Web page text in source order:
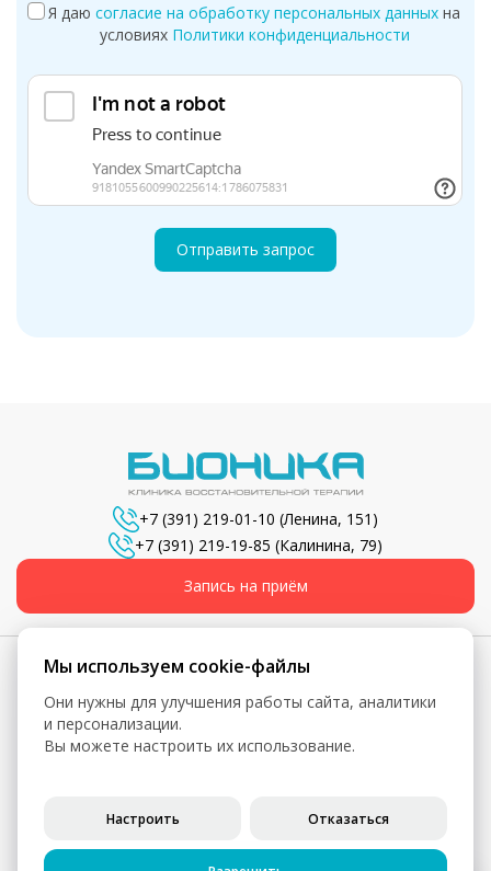
Я даю согласие на обработку персональных данных на
условиях Политики конфиденциальности
Отправить запрос
+7 (391) 219-01-10 (Ленина, 151)
+7 (391) 219-19-85 (Калинина, 79)
Запись на приём
© 2026, Бионика - Сеть медицинских центров
Вся информация, включая цены, представлена для
Политика конфиденциальности
Согласие на обработку персональных данных
Мы используем cookie-файлы
Они нужны для улучшения работы сайта, аналитики
и персонализации.
Вы можете настроить их использование.
Настроить Отказаться